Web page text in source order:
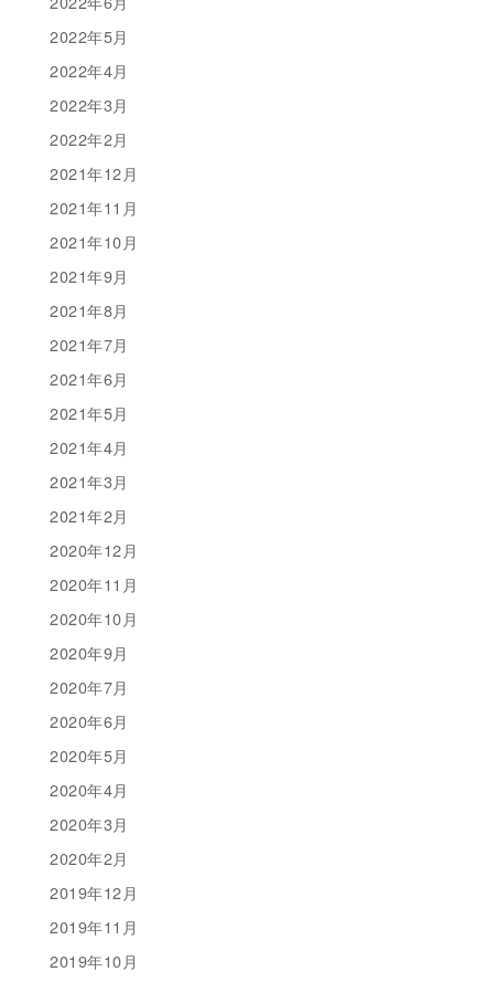
2022年5月
2022年4月
2022年3月
2022年2月
2021年12月
2021年11月
2021年10月
2021年9月
2021年8月
2021年7月
2021年6月
2021年5月
2021年4月
2021年3月
2021年2月
2020年12月
2020年11月
2020年10月
2020年9月
2020年7月
2020年6月
2020年5月
2020年4月
2020年3月
2020年2月
2019年12月
2019年11月
2019年10月